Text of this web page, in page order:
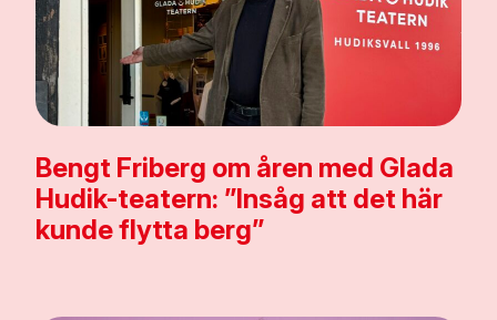
Bengt Friberg om åren med Glada
Hudik-teatern: ”Insåg att det här
kunde flytta berg”